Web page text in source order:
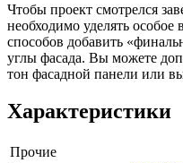
Чтобы проект смотрелся
необходимо уделять
способов добавить
углы фасада. Вы можете
тон фасадной панели или
Характеристики
Прочие